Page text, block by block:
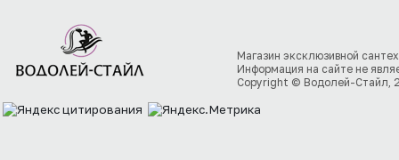
Магазин эксклюзивной
Информация на сайте не
Copyright © Водолей-Стайл,